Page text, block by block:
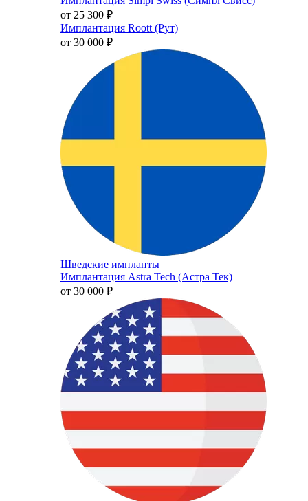
от 25 300 ₽
Имплантация Roott (Рут)
от 30 000 ₽
Шведские импланты
Имплантация Astra Tech (Астра Тек)
от 30 000 ₽